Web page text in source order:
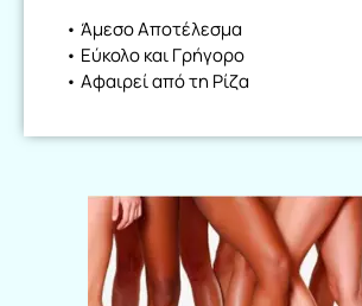
• Άμεσο Αποτέλεσμα
• Εύκολο και Γρήγορο
• Αφαιρεί από τη Ρίζα